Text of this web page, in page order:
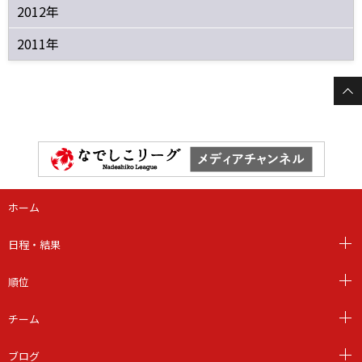
2012年
2011年
ホーム
日程・結果
順位
チーム
ブログ